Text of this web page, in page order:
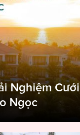
Nghiệm Cưới
Ngọc